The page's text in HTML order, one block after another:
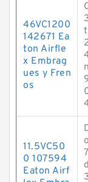
46VC1200
142671 Ea
ton Airfle
x Embrag
ues y Fren
os
11.5VC50
0 107594
Eaton Airf